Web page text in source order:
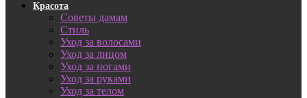
Красота
Советы дамам
Стиль
Уход за волосами
Уход за лицом
Уход за ногами
Уход за руками
Уход за телом